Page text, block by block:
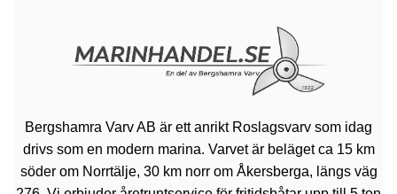
Bergshamra Varv AB är ett anrikt Roslagsvarv som idag
drivs som en modern marina. Varvet är beläget ca 15 km
söder om Norrtälje, 30 km norr om Åkersberga, längs väg